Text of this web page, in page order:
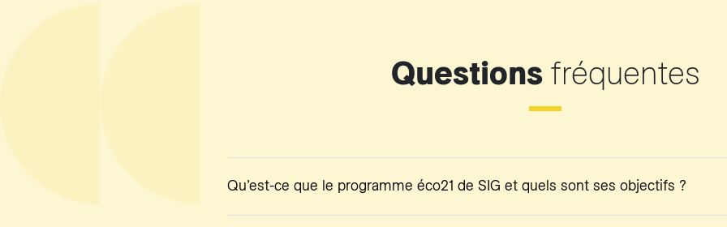
Questions fréquentes
Qu’est-ce que le programme éco21 de SIG et quels sont ses objectifs ?